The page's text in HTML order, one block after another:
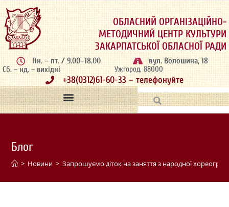
ОБЛАСНИЙ ОРГАНІЗАЦІЙНО-
МЕТОДИЧНИЙ ЦЕНТР КУЛЬТУРИ
ЗАКАРПАТСЬКОЇ ОБЛАСНОЇ РАДИ
Пн. – пт. / 9.00–18.00
Сб. – нд. – вихідні
вул. Волошина, 18
Ужгород, 88000
+38(0312)61-60-33 – телефонуйте
Блог
> Новини > Запрошуємо діток на заняття з народної